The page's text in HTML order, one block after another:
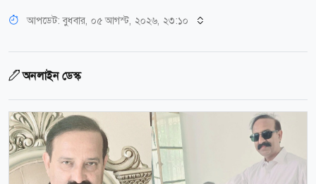
আপডেট: বুধবার, ০৫ আগস্ট, ২০২৬, ২৩:১০
অনলাইন ডেস্ক